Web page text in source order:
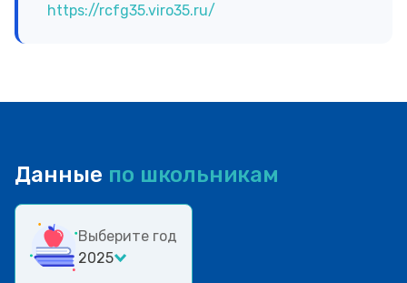
https://rcfg35.viro35.ru/
Данные по школьникам
Выберите год
2025